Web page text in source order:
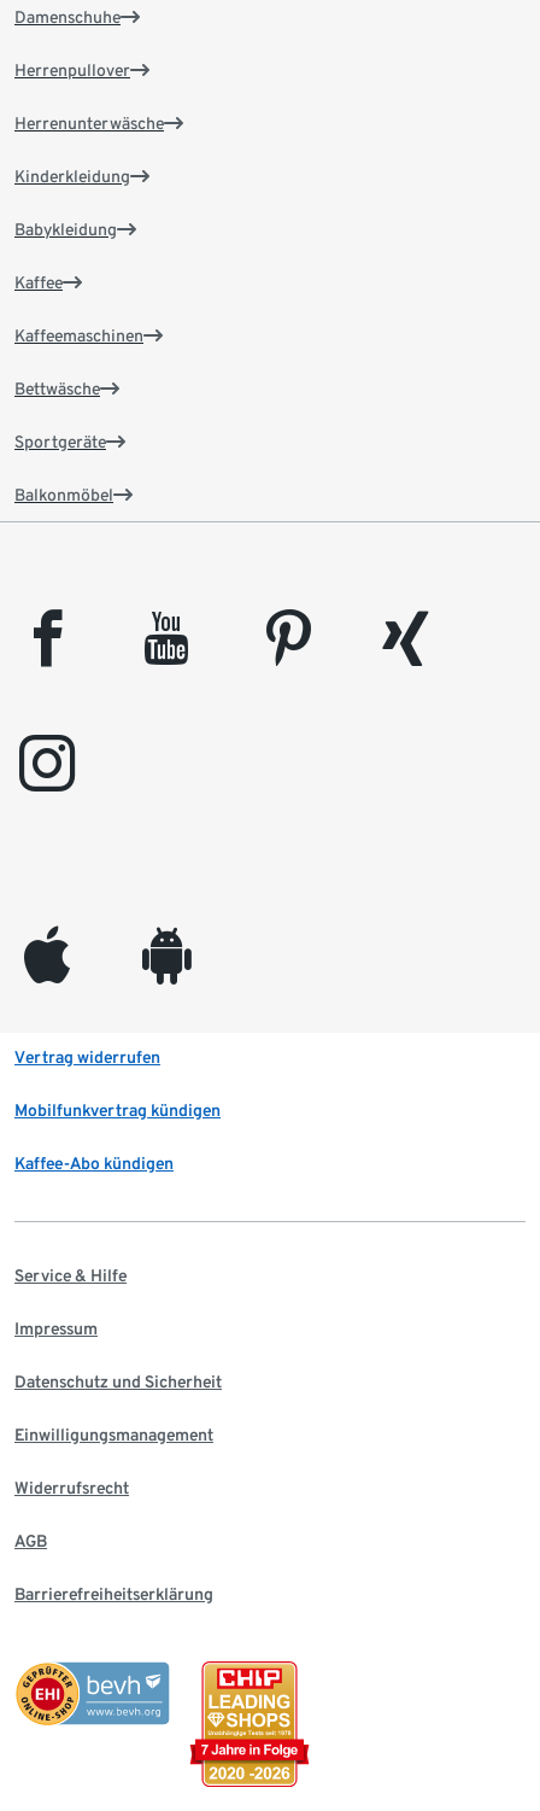
Damenschuhe
Herrenpullover
Herrenunterwäsche
Kinderkleidung
Babykleidung
Kaffee
Kaffeemaschinen
Bettwäsche
Sportgeräte
Balkonmöbel
facebook youtube pinterest
xing
instagram
appleinc android
Vertrag widerrufen
Mobilfunkvertrag kündigen
Kaffee-Abo kündigen
Service & Hilfe
Impressum
Datenschutz und Sicherheit
Einwilligungsmanagement
Widerrufsrecht
AGB
Barrierefreiheitserklärung